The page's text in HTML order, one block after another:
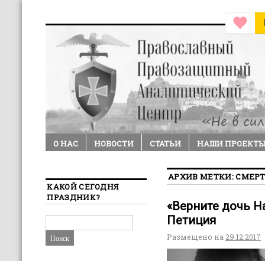
О НАС НОВОСТИ СТАТЬИ НАШИ
АРХИВ МЕТКИ:
«Верните дочь
Петиция
Размещено на 29.12.2017
КАКОЙ СЕГОДНЯ
ПРАЗДНИК?